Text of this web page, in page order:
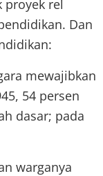
proyek rel
Dan
mewajibkan
54 persen
dasar; pada
warganya